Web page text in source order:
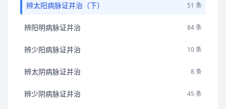
辨太阳病脉证并治（下） 51 条
辨阳明病脉证并治 84 条
辨少阳病脉证并治 10 条
辨太阴病脉证并治 8 条
辨少阴病脉证并治 45 条